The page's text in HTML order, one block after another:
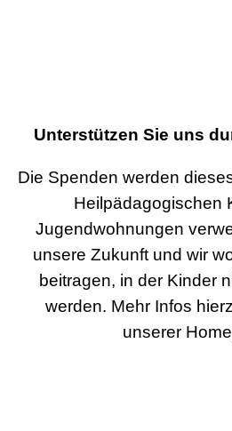
Unterstützen Sie uns
Die Spenden werden
Heilpädagogischen
Jugendwohnungen
unsere Zukunft und wir
beitragen, in der Kinder
werden. Mehr Infos
unserer